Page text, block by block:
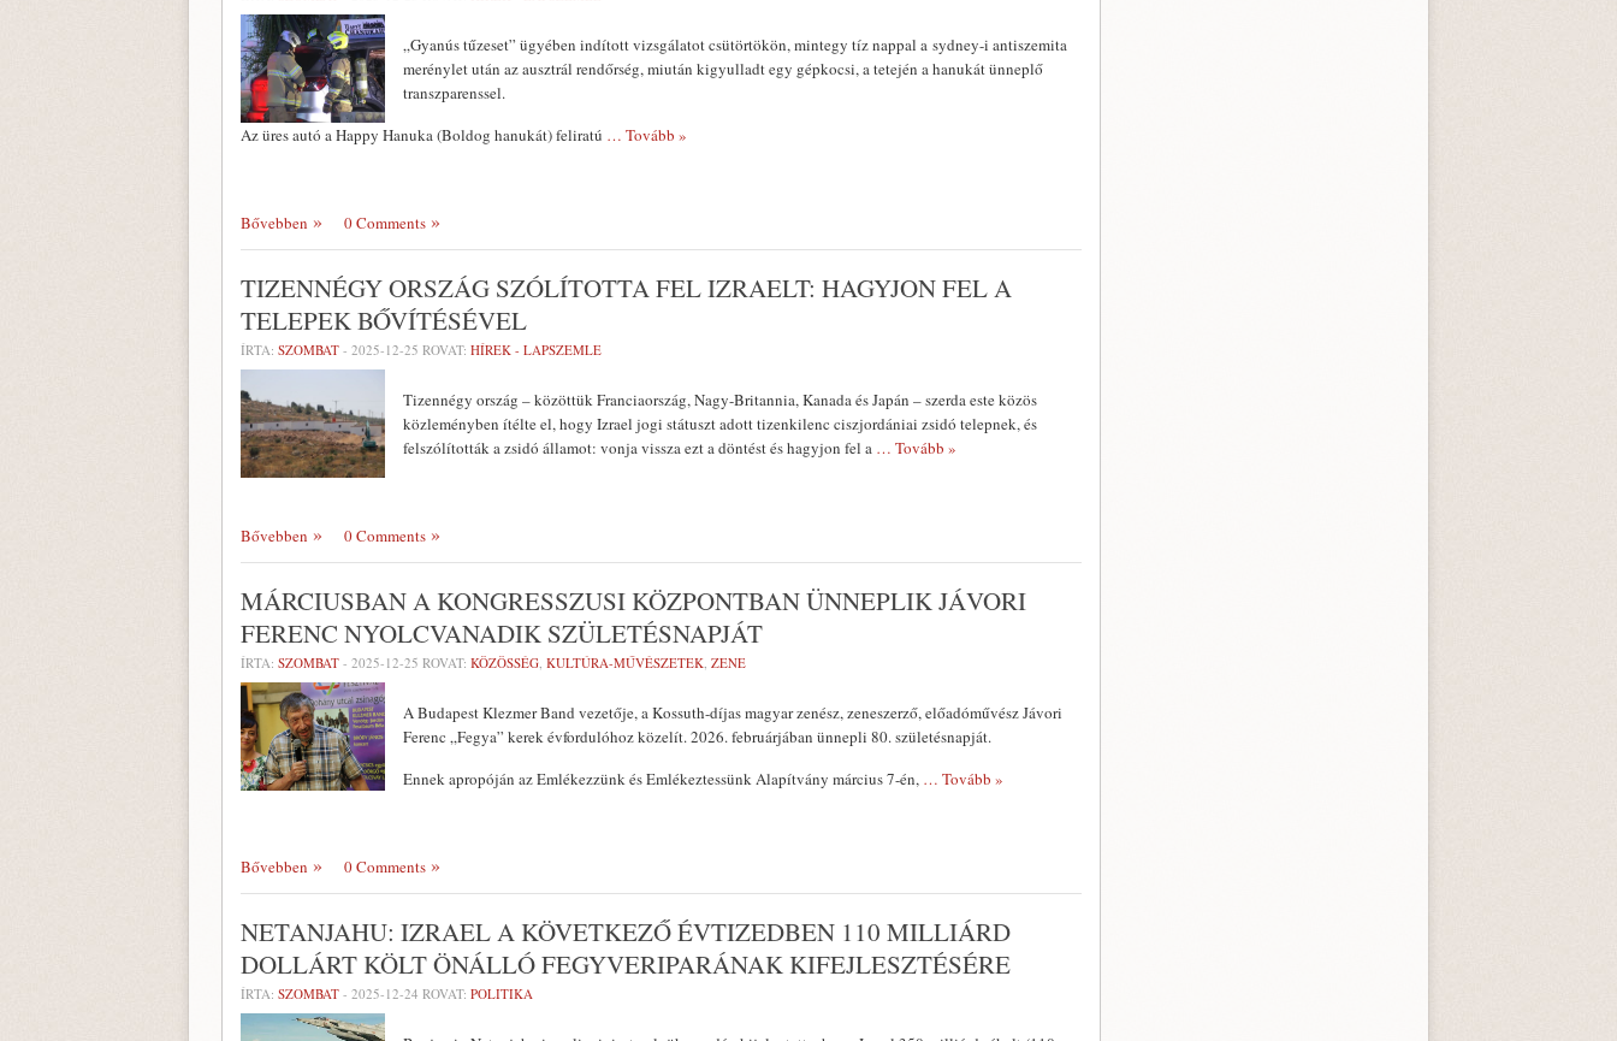
„Gyanús tűzeset” ügyében indított vizsgálatot csütörtökön, mintegy tíz nappal a sydney-i antiszemita
merénylet után az ausztrál rendőrség, miután kigyulladt egy gépkocsi, a tetején a hanukát ünneplő
transzparenssel.
Az üres autó a Happy Hanuka (Boldog hanukát) feliratú … Tovább »
Bővebben 0 Comments
TIZENNÉGY ORSZÁG SZÓLÍTOTTA FEL IZRAELT: HAGYJON FEL A
TELEPEK BŐVÍTÉSÉVEL
ÍRTA: SZOMBAT - 2025-12-25 ROVAT: HÍREK - LAPSZEMLE
Tizennégy ország – közöttük Franciaország, Nagy-Britannia, Kanada és Japán – szerda este közös
közleményben ítélte el, hogy Izrael jogi státuszt adott tizenkilenc ciszjordániai zsidó telepnek, és
felszólították a zsidó államot: vonja vissza ezt a döntést és hagyjon fel a … Tovább »
Bővebben 0 Comments
MÁRCIUSBAN A KONGRESSZUSI KÖZPONTBAN ÜNNEPLIK JÁVORI
FERENC NYOLCVANADIK SZÜLETÉSNAPJÁT
ÍRTA: SZOMBAT - 2025-12-25 ROVAT: KÖZÖSSÉG, KULTÚRA-MŰVÉSZETEK, ZENE
A Budapest Klezmer Band vezetője, a Kossuth-díjas magyar zenész, zeneszerző, előadóművész Jávori
Ferenc „Fegya” kerek évfordulóhoz közelít. 2026. februárjában ünnepli 80. születésnapját.
Ennek apropóján az Emlékezzünk és Emlékeztessünk Alapítvány március 7-én, … Tovább »
Bővebben 0 Comments
NETANJAHU: IZRAEL A KÖVETKEZŐ ÉVTIZEDBEN 110 MILLIÁRD
DOLLÁRT KÖLT ÖNÁLLÓ FEGYVERIPARÁNAK KIFEJLESZTÉSÉRE
ÍRTA: SZOMBAT - 2025-12-24 ROVAT: POLITIKA